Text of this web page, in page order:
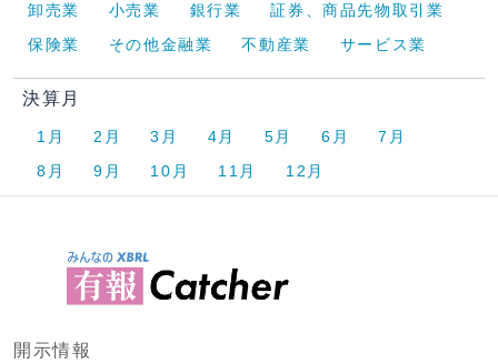
卸売業
小売業 銀行業
証券、商品先物取引業
保険業
その他金融業 不動産業 サービス業
決算月
1月 2月 3月 4月 5月 6月
7月
8月
9月 10月 11月 12月
開示情報